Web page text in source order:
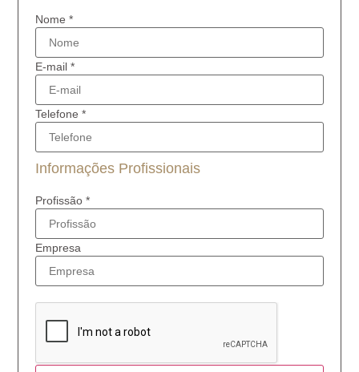
Nome *
E-mail *
Telefone *
Informações Profissionais
Profissão *
Empresa